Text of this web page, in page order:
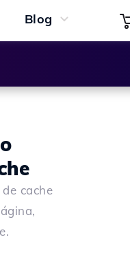
Blog
cache